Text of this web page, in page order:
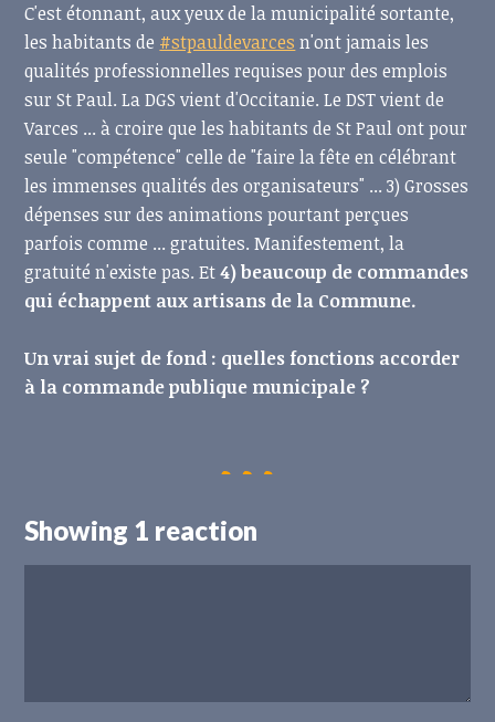
C'est étonnant, aux yeux de la municipalité sortante,
les habitants de #stpauldevarces n'ont jamais les
qualités professionnelles requises pour des emplois
sur St Paul. La DGS vient d'Occitanie. Le DST vient de
Varces ... à croire que les habitants de St Paul ont pour
seule "compétence" celle de "faire la fête en célébrant
les immenses qualités des organisateurs" ... 3) Grosses
dépenses sur des animations pourtant perçues
parfois comme ... gratuites. Manifestement, la
gratuité n'existe pas. Et4) beaucoup de commandes
qui échappent aux artisans de la Commune.
Un vrai sujet de fond : quelles fonctions accorder
à la commande publique municipale ?
Showing 1 reaction